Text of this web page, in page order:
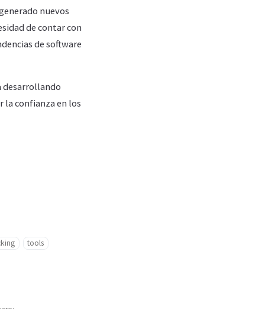
nuevos
de contar con
de software
desarrollando
la confianza en los
tools